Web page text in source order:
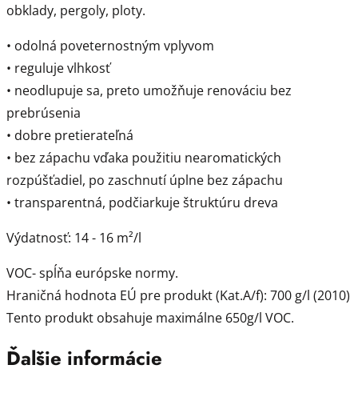
obklady, pergoly, ploty.
• odolná poveternostným vplyvom
• reguluje vlhkosť
• neodlupuje sa, preto umožňuje renováciu bez
prebrúsenia
• dobre pretierateľná
• bez zápachu vďaka použitiu nearomatických
rozpúšťadiel, po zaschnutí úplne bez zápachu
• transparentná, podčiarkuje štruktúru dreva
Výdatnosť: 14 - 16 m²/l
VOC- spĺňa európske normy.
Hraničná hodnota EÚ pre produkt (Kat.A/f): 700 g/l (2010)
Tento produkt obsahuje maximálne 650g/l VOC.
Ďalšie informácie